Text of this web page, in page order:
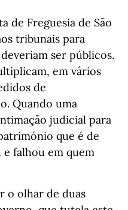
de Freguesia de São
tribunais para
ser públicos.
em vários
de
Quando uma
judicial para
que é de
falhou em quem
o olhar de duas